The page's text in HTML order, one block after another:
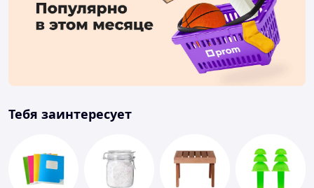
Тебя заинтересует